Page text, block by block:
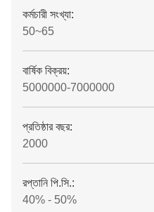
কর্মচারী সংখ্যা:
50~65
বার্ষিক বিক্রয়:
5000000-7000000
প্রতিষ্ঠার বছর:
2000
রপ্তানি পি.সি.:
40% - 50%